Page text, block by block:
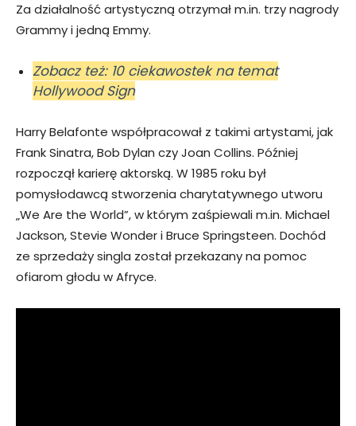
Za działalność artystyczną otrzymał m.in. trzy nagrody
Grammy i jedną Emmy.
Zobacz też: 10 ciekawostek na temat
Hollywood Sign
Harry Belafonte współpracował z takimi artystami, jak
Frank Sinatra, Bob Dylan czy Joan Collins. Później
rozpoczął karierę aktorską. W 1985 roku był
pomysłodawcą stworzenia charytatywnego utworu
„We Are the World”, w którym zaśpiewali m.in. Michael
Jackson, Stevie Wonder i Bruce Springsteen. Dochód
ze sprzedaży singla został przekazany na pomoc
ofiarom głodu w Afryce.